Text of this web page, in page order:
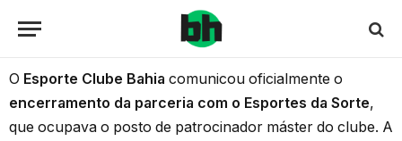
O Esporte Clube Bahia comunicou oficialmente o
encerramento da parceria com o Esportes da Sorte,
que ocupava o posto de patrocinador máster do clube. A